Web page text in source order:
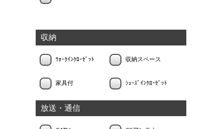
収納
ｳｫｰｸｲﾝｸﾛｰｾﾞｯﾄ 収納スペース
家具付 ｼｭｰｽﾞｲﾝｸﾛｰｾﾞｯﾄ
放送・通信